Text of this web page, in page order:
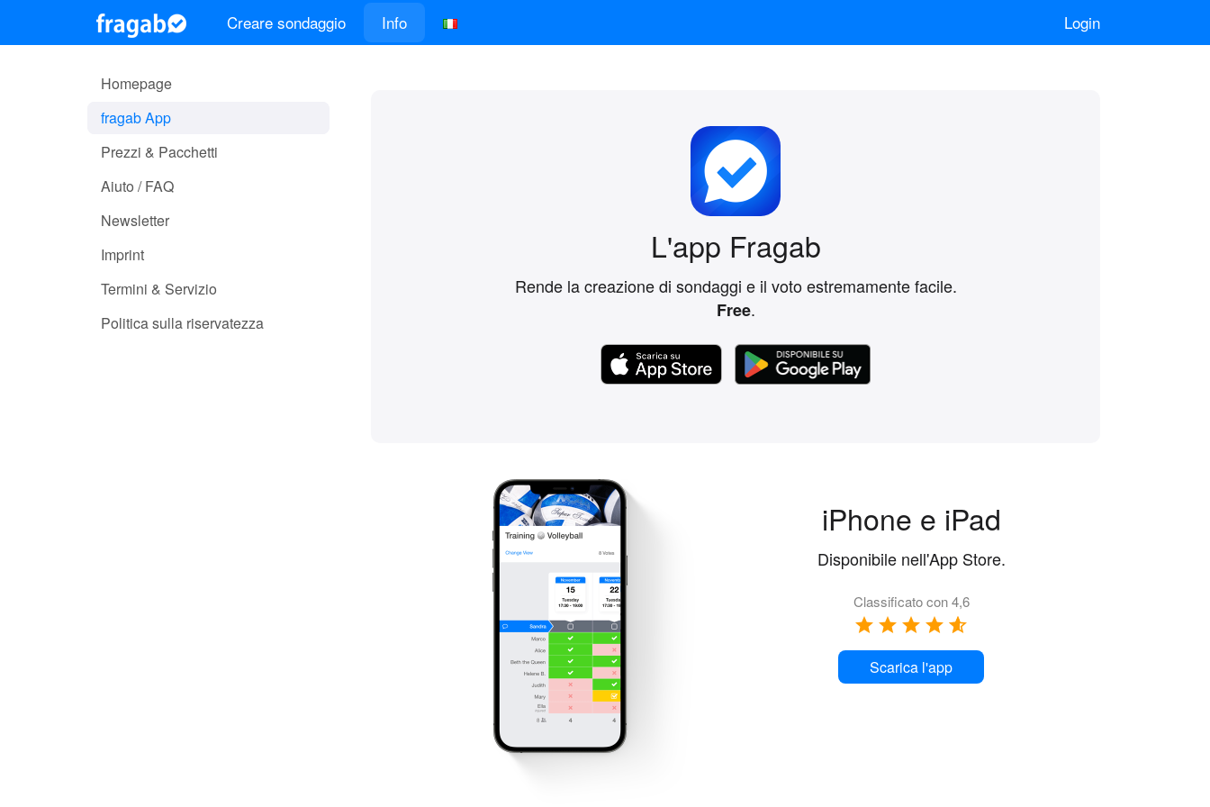
Creare sondaggio Info Login
Homepage
fragab App
Prezzi & Pacchetti
Aiuto / FAQ
Newsletter
Imprint
Termini & Servizio
Politica sulla riservatezza
L'app Fragab
Rende la creazione di sondaggi e il voto estremamente facile.
Free.
iPhone e iPad
Disponibile nell'App Store.
Classificato con 4,6
Scarica l'app